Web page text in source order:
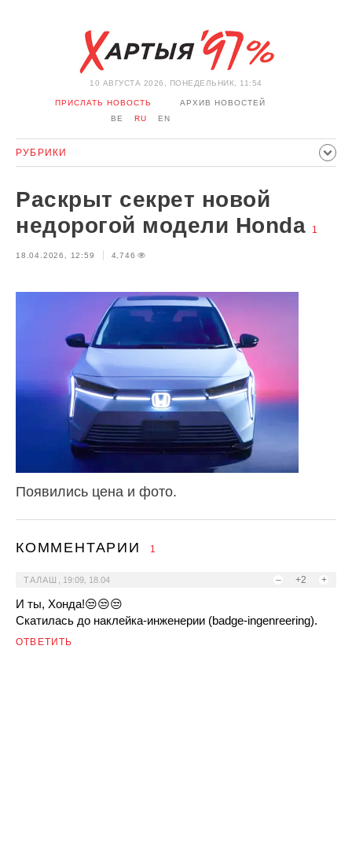
10 АВГУСТА 2026, ПОНЕДЕЛЬНИК, 11:54
ПРИСЛАТЬ НОВОСТЬ
АРХИВ НОВОСТЕЙ
BE
RU EN
РУБРИКИ
ПРОИСШЕСТВИЯ СПОРТ КУЛЬТУРА ИСТОРИЯ
МНЕНИЕ ИНТЕРВЬЮ ТЕХНОЛОГИИ ЗДОРОВЬЕ
АВТО ОТДЫХ ОБХОД БЛОКИРОВКИ И СОЛИДАРНОСТЬ
Раскрыт секрет новой
недорогой модели Honda
1
18.04.2026, 12:59 4,746
Появились цена и фото.
КОММЕНТАРИИ 1
– +2 +
ТАЛАШ 19:09, 18.04
И ты, Хонда!😒😒😒
Скатилась до наклейка-инженерии (badge-ingenreering).
ОТВЕТИТЬ